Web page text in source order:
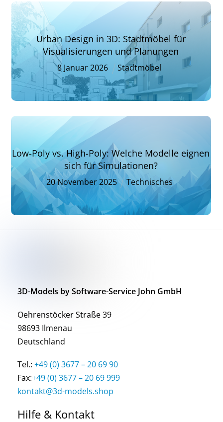
Urban Design in 3D: Stadtmöbel für
Visualisierungen und Planungen
8 Januar 2026 Stadtmöbel
Low-Poly vs. High-Poly: Welche Modelle eignen
sich für Simulationen?
20November2025 Technisches
3D-Models by Software-Service John GmbH
Oehrenstöcker Straße 39
98693 Ilmenau
Deutschland
Tel.: +49 (0) 3677 – 20 69 90
Fax:+49 (0) 3677 – 20 69 999
kontakt@3d-models.shop
Hilfe & Kontakt